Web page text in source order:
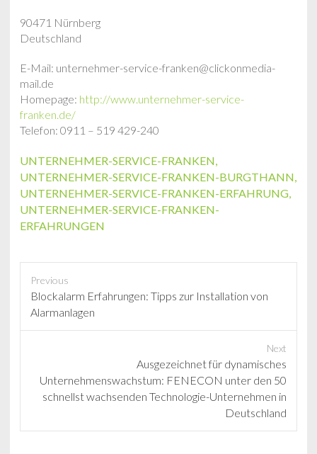
90471 Nürnberg
Deutschland
E-Mail: unternehmer-service-franken@clickonmedia-
mail.de
Homepage: http://www.unternehmer-service-
franken.de/
Telefon: 0911 – 519 429-240
UNTERNEHMER-SERVICE-FRANKEN,
UNTERNEHMER-SERVICE-FRANKEN-BURGTHANN,
UNTERNEHMER-SERVICE-FRANKEN-ERFAHRUNG,
UNTERNEHMER-SERVICE-FRANKEN-
ERFAHRUNGEN
Previous
P
r
e
Blockalarm Erfahrungen: Tipps zur Installation von
Alarmanlagen
Next
p
Ausgezeichnet für dynamisches
Unternehmenswachstum: FENECON unter den 50
schnellst wachsenden Technologie-Unternehmen in
Deutschland